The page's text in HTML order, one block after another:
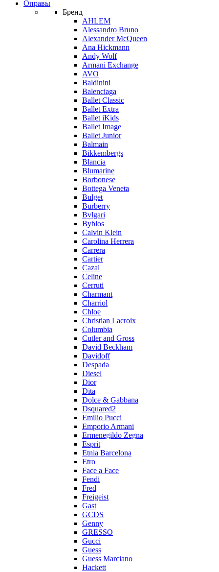
Оправы
Бренд
AHLEM
Alessandro Bruno
Alexander McQueen
Ana Hickmann
Andy Wolf
Armani Exchange
AVO
Baldinini
Balenciaga
Ballet Classic
Ballet Extra
Ballet iKids
Ballet Image
Ballet Junior
Balmain
Bikkembergs
Blancia
Blumarine
Borbonese
Bottega Veneta
Bulget
Burberry
Bvlgari
Byblos
Calvin Klein
Carolina Herrera
Carrera
Cartier
Cazal
Celine
Cerruti
Charmant
Charriol
Chloe
Christian Lacroix
Columbia
Cutler and Gross
David Beckham
Davidoff
Despada
Diesel
Dior
Dita
Dolce & Gabbana
Dsquared2
Emilio Pucci
Emporio Armani
Ermenegildo Zegna
Esprit
Etnia Barcelona
Etro
Face a Face
Fendi
Fred
Freigeist
Gast
GCDS
Genny
GRESSO
Gucci
Guess
Guess Marciano
Hackett